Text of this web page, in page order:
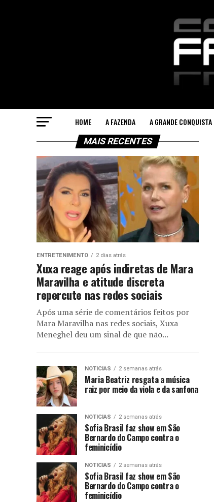
HOME A FAZENDA A GRANDE CONQUISTA
MAIS RECENTES
ENTRETENIMENTO 2 dias atrás
Xuxa reage após indiretas de Mara
Maravilha e atitude discreta
repercute nas redes sociais
Após uma série de comentários feitos por
Mara Maravilha nas redes sociais, Xuxa
Meneghel deu um sinal de que não...
NOTICIAS 2 semanas atrás
Maria Beatriz resgata a música
raiz por meio da viola e da sanfona
NOTICIAS 2 semanas atrás
Sofia Brasil faz show em São
Bernardo do Campo contra o
feminicídio
NOTICIAS 2 semanas atrás
Sofia Brasil faz show em São
Bernardo do Campo contra o
feminicídio